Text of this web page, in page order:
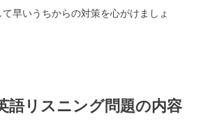
早いうちからの対策を心がけましょ
語リスニング問題の内容